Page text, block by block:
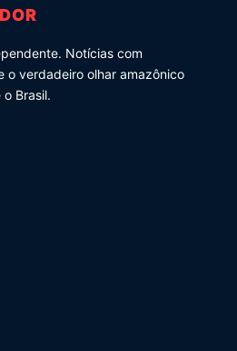
Notícias com
o verdadeiro olhar amazônico
Brasil.